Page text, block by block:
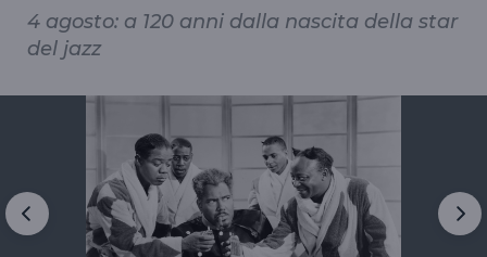
4 agosto: a 120 anni dalla nascita della star
del jazz